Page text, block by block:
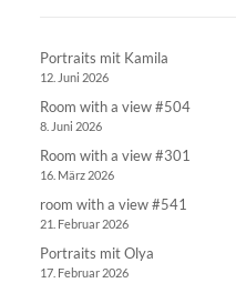
Portraits mit Kamila
12. Juni 2026
Room with a view #504
8. Juni 2026
Room with a view #301
16. März 2026
room with a view #541
21. Februar 2026
Portraits mit Olya
17. Februar 2026